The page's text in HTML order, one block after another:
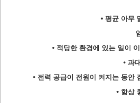
• 평균 아무
• 적당한 환경에 있는 일이
• 과
• 전력 공급이 전원이 켜지는 동안
• 항상